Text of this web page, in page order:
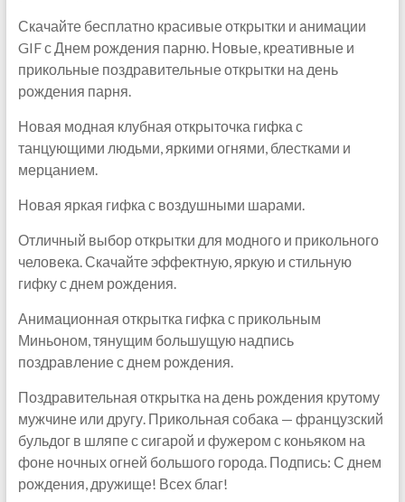
Скачайте бесплатно красивые открытки и анимации
GIF с Днем рождения парню. Новые, креативные и
прикольные поздравительные открытки на день
рождения парня.
Новая модная клубная открыточка гифка с
танцующими людьми, яркими огнями, блестками и
мерцанием.
Новая яркая гифка с воздушными шарами.
Отличный выбор открытки для модного и прикольного
человека. Скачайте эффектную, яркую и стильную
гифку с днем рождения.
Анимационная открытка гифка с прикольным
Миньоном, тянущим большущую надпись
поздравление с днем рождения.
Поздравительная открытка на день рождения крутому
мужчине или другу. Прикольная собака — французский
бульдог в шляпе с сигарой и фужером с коньяком на
фоне ночных огней большого города. Подпись: С днем
рождения, дружище! Всех благ!